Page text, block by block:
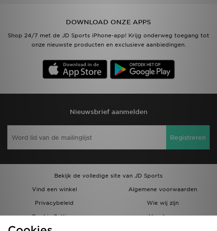
DOWNLOAD ONZE APPS
Shop 24/7 met de JD Sports iPhone-app! Krijg onderweg toegang tot
onze nieuwste producten en exclusieve aanbiedingen.
Nieuwsbrief aanmelden
Registreren
Bekijk de volledige site van JD Sports
Vind een winkel
Algemene voorwaarden
Privacybeleid
Wie wij zijn
Cookie Settings
Vacatures